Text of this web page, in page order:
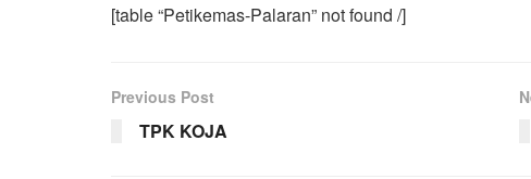
[table “Petikemas-Palaran” not found /]
Previous Post
TPK KOJA